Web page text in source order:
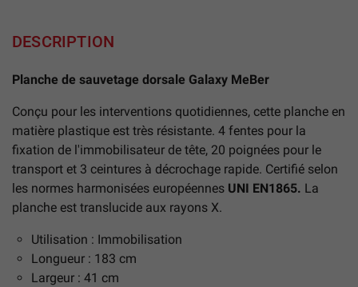
DESCRIPTION
Planche de sauvetage dorsale Galaxy MeBer
Conçu pour les interventions quotidiennes, cette planche en
matière plastique est très résistante. 4 fentes pour la
fixation de l'immobilisateur de tête, 20 poignées pour le
transport et 3 ceintures à décrochage rapide. Certifié selon
les normes harmonisées européennes UNI EN1865. La
planche est translucide aux rayons X.
Utilisation : Immobilisation
Longueur : 183 cm
Largeur : 41 cm